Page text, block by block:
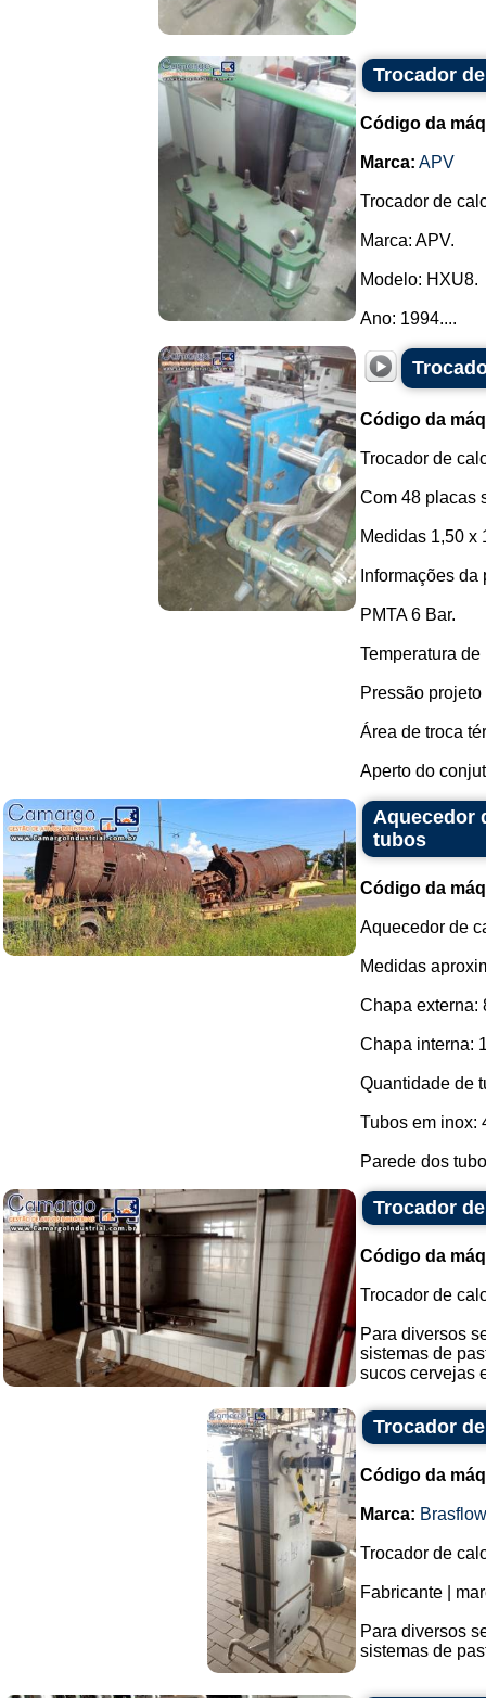
Trocador
Código da
Marca: APV
Trocador de
Marca: APV.
Modelo: HXU8.
Ano: 1994....
Código da
Trocador de
Com 48 placas
Medidas 1,50 x
Informações da
PMTA 6 Bar.
Temperatura
Pressão
Área de troca
Aperto do
Aquecedor
tubos
Código da
Aquecedor de
Medidas
Chapa externa:
Chapa interna:
Quantidade de
Tubos em inox:
Parede dos
Trocador
Código da
Trocador de
Para diversos
sistemas de
sucos cervejas
Trocador
Código da
Marca: Brasflow
Trocador de
Fabricante |
Para diversos
sistemas de